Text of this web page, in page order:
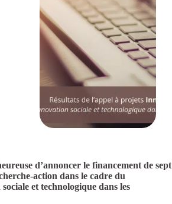
d’annoncer le financement de sept
action dans le cadre du
et technologique dans les